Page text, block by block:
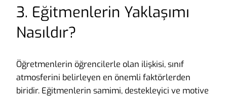
3. Eğitmenlerin Yaklaşımı
Nasıldır?
Öğretmenlerin öğrencilerle olan ilişkisi, sınıf
atmosferini belirleyen en önemli faktörlerden
biridir. Eğitmenlerin samimi, destekleyici ve motive